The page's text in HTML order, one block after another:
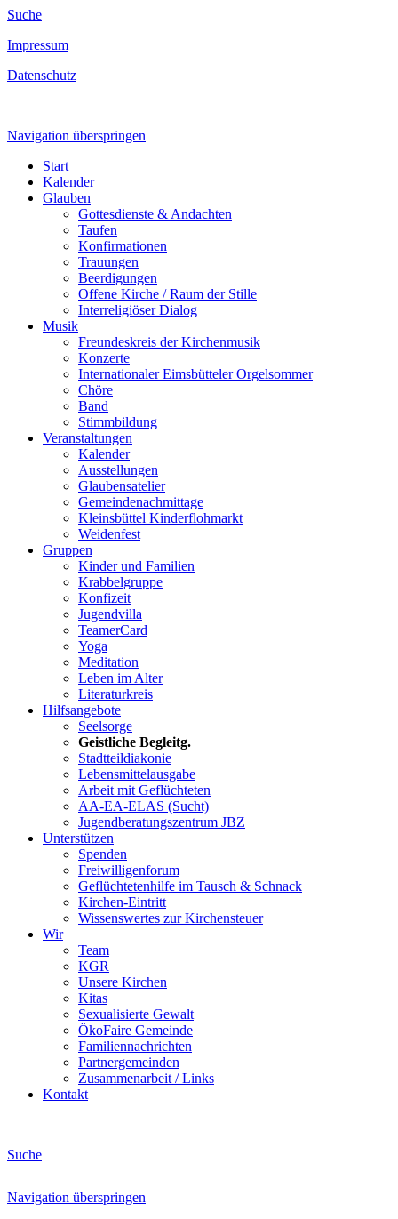
Suche
Impressum
Datenschutz
Navigation überspringen
Start
Kalender
Glauben
Gottesdienste & Andachten
Taufen
Konfirmationen
Trauungen
Beerdigungen
Offene Kirche / Raum der Stille
Interreligiöser Dialog
Musik
Freundeskreis der Kirchenmusik
Konzerte
Internationaler Eimsbütteler Orgelsommer
Chöre
Band
Stimmbildung
Veranstaltungen
Kalender
Ausstellungen
Glaubensatelier
Gemeindenachmittage
Kleinsbüttel Kinder­flohmarkt
Weidenfest
Gruppen
Kinder und Familien
Krabbelgruppe
Konfizeit
Jugendvilla
TeamerCard
Yoga
Meditation
Leben im Alter
Literaturkreis
Hilfsangebote
Seelsorge
Geistliche Begleitg.
Stadtteildiakonie
Lebensmittelausgabe
Arbeit mit Geflüchteten
AA-EA-ELAS (Sucht)
Jugendberatungs­zentrum JBZ
Unterstützen
Spenden
Freiwilligenforum
Geflüchtetenhilfe im Tausch & Schnack
Kirchen-Eintritt
Wissenswertes zur Kirchensteuer
Wir
Team
KGR
Unsere Kirchen
Kitas
Sexualisierte Gewalt
ÖkoFaire Gemeinde
Familiennachrichten
Partnergemeinden
Zusammenarbeit / Links
Kontakt
Suche
Navigation überspringen